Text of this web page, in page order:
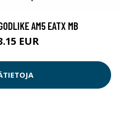
AM5 EATX MB
EUR